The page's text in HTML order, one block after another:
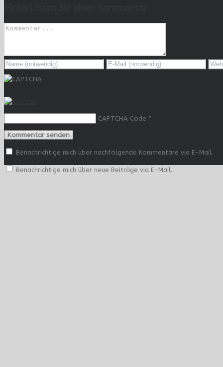
CAPTCHA Code *
Benachrichtige mich über nachfolgende Kommentare via E-Mail.
Benachrichtige mich über neue Beiträge via E-Mail.